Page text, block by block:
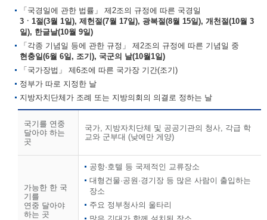
「국경일에 관한 법률」 제2조의 규정에 따른 국경일
3ㆍ1절(3월 1일), 제헌절(7월 17일), 광복절(8월 15일), 개천절(10월 3
일), 한글날(10월 9일)
「각종 기념일 등에 관한 규정」 제2조의 규정에 따른 기념일 중
현충일(6월 6일, 조기), 국군의 날(10월1일)
「국가장법」 제6조에 따른 국가장 기간(조기)
정부가 따로 지정한 날
지방자치단체가 조례 또는 지방의회의 의결로 정하는 날
국기를 연중
달아야 하는
곳
국가, 지방자치단체 및 공공기관의 청사, 각급 학
교와 군부대 (낮에만 게양)
가능한 한 국
기를
연중 달아야
하는 곳
공항·호텔 등 국제적인 교류장소
대형건물·공원·경기장 등 많은 사람이 출입하는
장소
주요 정부청사의 울타리